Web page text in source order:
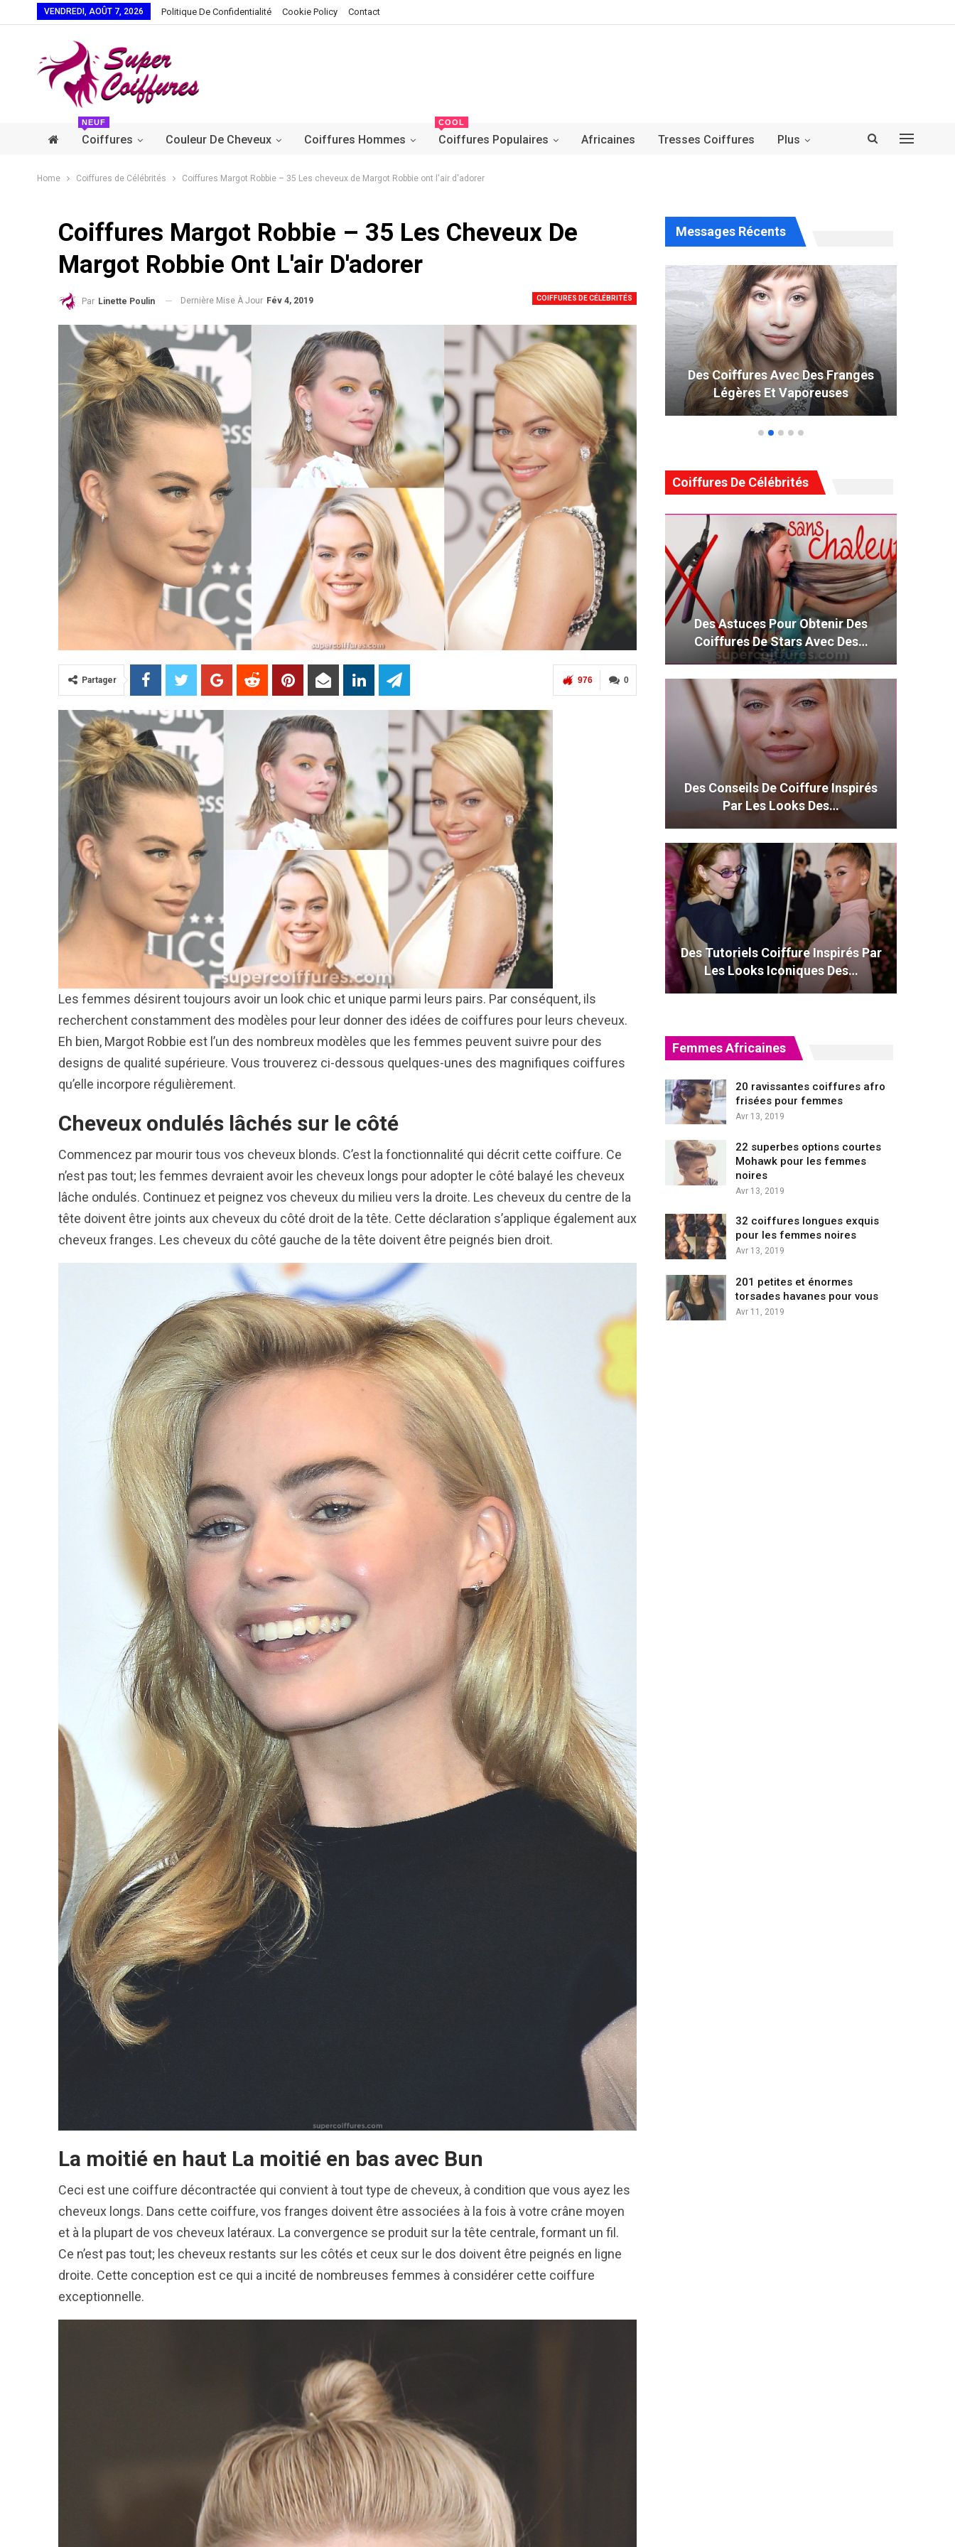
VENDREDI, AOÛT 7, 2026 Politique De Confidentialité Cookie Policy Contact
Coiffures
NEUF
Couleur De Cheveux Coiffures Hommes Coiffures Populaires
COOL
Africaines Tresses Coiffures Plus
Home Coiffures de Célébrités Coiffures Margot Robbie – 35 Les cheveux de Margot Robbie ont l'air d'adorer
Coiffures Margot Robbie – 35 Les Cheveux De
Margot Robbie Ont L'air D'adorer
COIFFURES DE CÉLÉBRITÉS
Par Linette Poulin Dernière Mise À Jour Fév 4, 2019
0
976
Partager
Les femmes désirent toujours avoir un look chic et unique parmi leurs pairs. Par conséquent, ils
recherchent constamment des modèles pour leur donner des idées de coiffures pour leurs cheveux.
Eh bien, Margot Robbie est l’un des nombreux modèles que les femmes peuvent suivre pour des
designs de qualité supérieure. Vous trouverez ci-dessous quelques-unes des magnifiques coiffures
qu’elle incorpore régulièrement.
Cheveux ondulés lâchés sur le côté
Commencez par mourir tous vos cheveux blonds. C’est la fonctionnalité qui décrit cette coiffure. Ce
n’est pas tout; les femmes devraient avoir les cheveux longs pour adopter le côté balayé les cheveux
lâche ondulés. Continuez et peignez vos cheveux du milieu vers la droite. Les cheveux du centre de la
tête doivent être joints aux cheveux du côté droit de la tête. Cette déclaration s’applique également aux
cheveux franges. Les cheveux du côté gauche de la tête doivent être peignés bien droit.
La moitié en haut La moitié en bas avec Bun
Ceci est une coiffure décontractée qui convient à tout type de cheveux, à condition que vous ayez les
cheveux longs. Dans cette coiffure, vos franges doivent être associées à la fois à votre crâne moyen
et à la plupart de vos cheveux latéraux. La convergence se produit sur la tête centrale, formant un fil.
Ce n’est pas tout; les cheveux restants sur les côtés et ceux sur le dos doivent être peignés en ligne
droite. Cette conception est ce qui a incité de nombreuses femmes à considérer cette coiffure
exceptionnelle.
Messages Récents
De Cheveux Bleu Ombre
66 Pixie Cuts Pour Cheveux Épais /
Minces
Des Coiffures Avec Des Franges
Légères Et Vaporeuses
49 Coiffure Curly Weave Parfaite
Qui Tourne La Tête En 2019
Coiffures De Célébrités
Des Astuces Pour Obtenir Des
Coiffures De Stars Avec Des…
Des Conseils De Coiffure Inspirés
Par Les Looks Des…
Des Tutoriels Coiffure Inspirés Par
Les Looks Iconiques Des…
Femmes Africaines
20 ravissantes coiffures afro
frisées pour femmes
Avr 13, 2019
22 superbes options courtes
Mohawk pour les femmes
noires
Avr 13, 2019
32 coiffures longues exquis
pour les femmes noires
Avr 13, 2019
201 petites et énormes
torsades havanes pour vous
Avr 11, 2019